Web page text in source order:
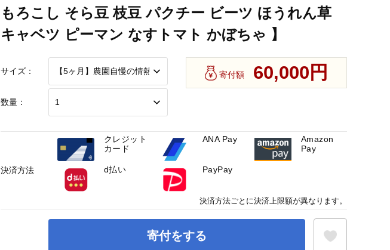
もろこし そら豆 枝豆 パクチー ビーツ ほうれん草
キャベツ ピーマン なすトマト かぼちゃ 】
サイズ：
数量：
寄付額 60,000円
寄付をする
決済方法
クレジット
カード
ANA Pay
Amazon
Pay
d払い PayPay
決済方法ごとに決済上限額が異なります。